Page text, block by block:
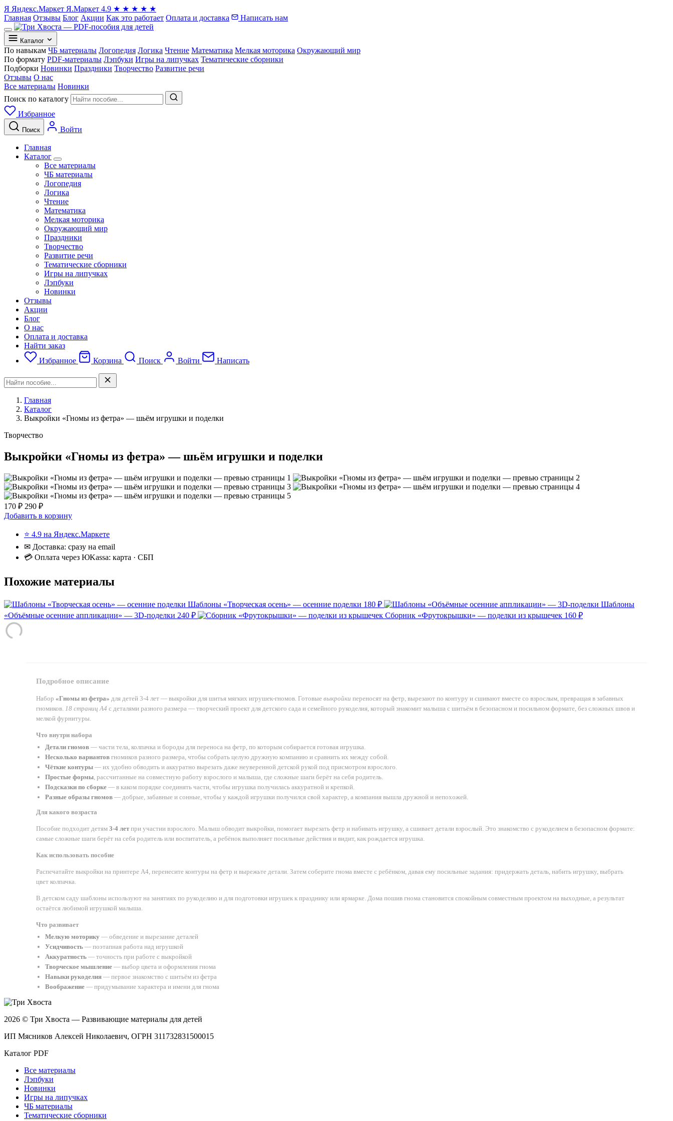
Я Яндекс.Маркет Я.Маркет 4.9 ★ ★ ★ ★ ★
Главная Отзывы Блог Акции Как это работает Оплата и доставка Написать нам
Каталог
По навыкам ЧБ материалы Логопедия Логика Чтение Математика Мелкая моторика Окружающий мир
По формату PDF-материалы Лэпбуки Игры на липучках Тематические сборники
Подборки Новинки Праздники Творчество Развитие речи
Отзывы О нас
Все материалы Новинки
Поиск по каталогу
Избранное
Поиск Войти
Главная
Каталог
Все материалы
ЧБ материалы
Логопедия
Логика
Чтение
Математика
Мелкая моторика
Окружающий мир
Праздники
Творчество
Развитие речи
Тематические сборники
Игры на липучках
Лэпбуки
Новинки
Отзывы
Акции
Блог
О нас
Оплата и доставка
Найти заказ
Избранное
Корзина Поиск Войти Написать
Главная
Каталог
Выкройки «Гномы из фетра» — шьём игрушки и поделки
Творчество
Выкройки «Гномы из фетра» — шьём игрушки и поделки
170 ₽ 290 ₽
Добавить в корзину
⭐ 4.9 на Яндекс.Маркете
✉ Доставка: сразу на email
💳 Оплата через ЮKassa: карта · СБП
Похожие материалы
Шаблоны «Творческая осень» — осенние поделки 180 ₽
Шаблоны
«Объёмные осенние аппликации» — 3D-поделки 240 ₽ Сборник «Фрутокрышки» — поделки из крышечек 160 ₽
Подробное описание
Набор «Гномы из фетра» для детей 3-4 лет — выкройки для шитья мягких игрушек-гномов. Готовые выкройки переносят на фетр, вырезают по контуру и сшивают вместе со взрослым, превращая в забавных
гномиков. 18 страниц А4 с деталями разного размера — творческий проект для детского сада и семейного рукоделия, который знакомит малыша с шитьём в безопасном и посильном формате, без сложных швов и
мелкой фурнитуры.
Что внутри набора
Детали гномов — части тела, колпачка и бороды для переноса на фетр, по которым собирается готовая игрушка.
Несколько вариантов гномиков разного размера, чтобы собрать целую дружную компанию и сравнить их между собой.
Чёткие контуры — их удобно обводить и аккуратно вырезать даже неуверенной детской рукой под присмотром взрослого.
Простые формы , рассчитанные на совместную работу взрослого и малыша, где сложные шаги берёт на себя родитель.
Подсказки по сборке — в каком порядке соединять части, чтобы игрушка получилась аккуратной и крепкой.
Разные образы гномов — добрые, забавные и сонные, чтобы у каждой игрушки получился свой характер, а компания вышла дружной и непохожей.
Для какого возраста
Пособие подходит детям 3-4 летпри участии взрослого. Малыш обводит выкройки, помогает вырезать фетр и набивать игрушку, а сшивает детали взрослый. Это знакомство с рукоделием в безопасном формате:
самые сложные шаги берёт на себя родитель или воспитатель, а ребёнок выполняет посильные действия и видит, как рождается игрушка.
Как использовать пособие
Распечатайте выкройки на принтере А4, перенесите контуры на фетр и вырежьте детали. Затем соберите гнома вместе с ребёнком, давая ему посильные задания: придержать деталь, набить игрушку, выбрать
цвет колпачка.
В детском саду шаблоны используют на занятиях по рукоделию и для подготовки игрушек к празднику или ярмарке. Дома пошив гнома становится спокойным совместным проектом на выходные, а результат
остаётся любимой игрушкой малыша.
Что развивает
Мелкую моторику — обведение и вырезание деталей
Усидчивость — поэтапная работа над игрушкой
Аккуратность — точность при работе с выкройкой
Творческое мышление — выбор цвета и оформления гнома
Навыки рукоделия — первое знакомство с шитьём из фетра
Воображение — придумывание характера и имени для гнома
2026 © Три Хвоста — Развивающие материалы для детей
ИП Мясников Алексей Николаевич, ОГРН 311732831500015
Каталог PDF
Все материалы
Лэпбуки
Новинки
Игры на липучках
ЧБ материалы
Тематические сборники